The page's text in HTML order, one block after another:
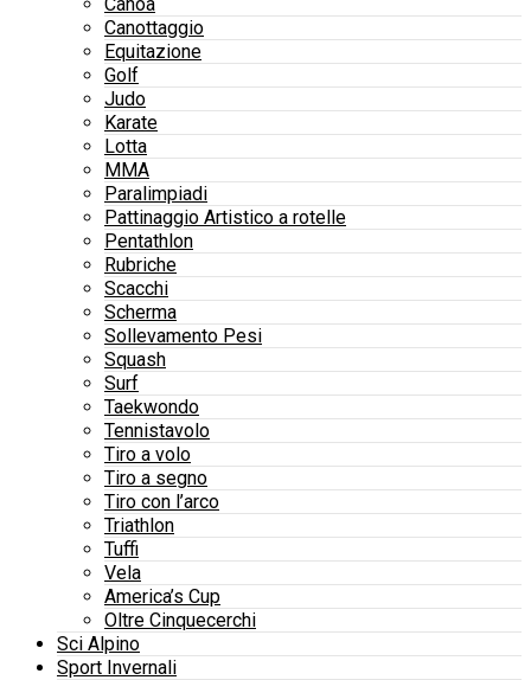
Canottaggio
Equitazione
Golf
Judo
Karate
Lotta
MMA
Paralimpiadi
Pattinaggio Artistico a rotelle
Pentathlon
Rubriche
Scacchi
Scherma
Sollevamento Pesi
Squash
Surf
Taekwondo
Tennistavolo
Tiro a volo
Tiro a segno
Tiro con l’arco
Triathlon
Tuffi
Vela
America’s Cup
Oltre Cinquecerchi
Sci Alpino
Sport Invernali